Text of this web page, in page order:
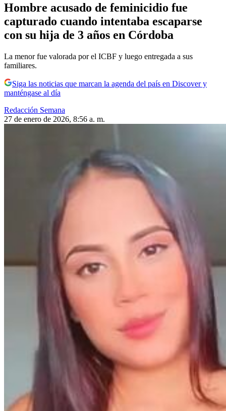
Hombre acusado de feminicidio fue
capturado cuando intentaba escaparse
con su hija de 3 años en Córdoba
La menor fue valorada por el ICBF y luego entregada a sus
familiares.
Siga las noticias que marcan la agenda del país en Discover y
manténgase al día
Redacción Semana
27 de enero de 2026, 8:56 a. m.